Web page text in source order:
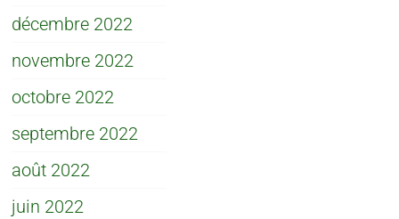
décembre 2022
novembre 2022
octobre 2022
septembre 2022
août 2022
juin 2022